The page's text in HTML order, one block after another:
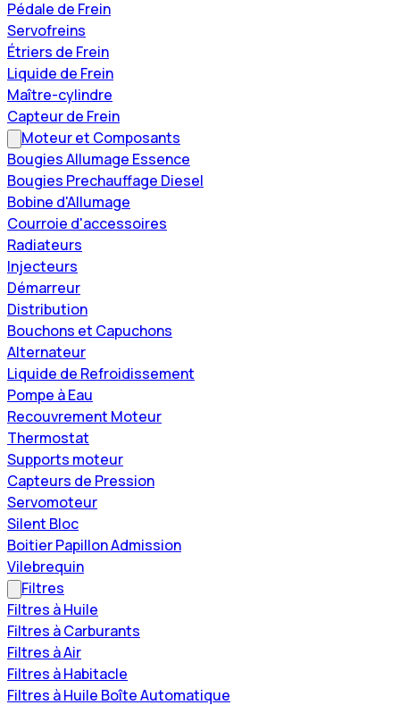
Pédale de Frein
Servofreins
Étriers de Frein
Liquide de Frein
Maître-cylindre
Capteur de Frein
Moteur et Composants
Bougies Allumage Essence
Bougies Prechauffage Diesel
Bobine d'Allumage
Courroie d'accessoires
Radiateurs
Injecteurs
Démarreur
Distribution
Bouchons et Capuchons
Alternateur
Liquide de Refroidissement
Pompe à Eau
Recouvrement Moteur
Thermostat
Supports moteur
Capteurs de Pression
Servomoteur
Silent Bloc
Boitier Papillon Admission
Vilebrequin
Filtres
Filtres à Huile
Filtres à Carburants
Filtres à Air
Filtres à Habitacle
Filtres à Huile Boîte Automatique